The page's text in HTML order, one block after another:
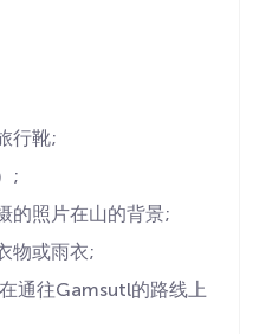
行靴;
;
的照片在山的背景;
物或雨衣;
通往Gamsutl的路线上